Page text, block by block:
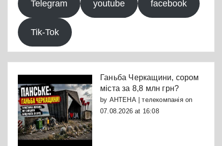
Telegram youtube facebook
Tik-Tok
Ганьба Черкащини, сором
міста за 8,8 млн грн?
by АНТЕНА | телекомпаніяon
07.08.2026 at 16:08